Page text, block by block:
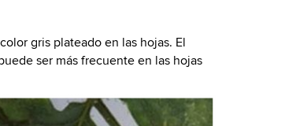
gris plateado en las hojas. El
ser más frecuente en las hojas